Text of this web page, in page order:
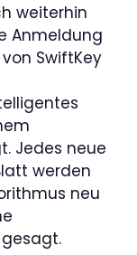
weiterhin
Anmeldung
SwiftKey
Jedes neue
werden
neu